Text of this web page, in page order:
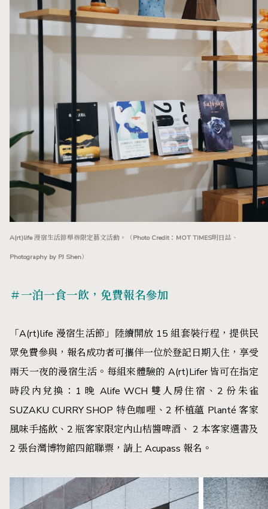
A(rt)life 漫宿生活節舉辦限定藝文活動。（Photo Credit：MOT TIMES明日誌、
Photography by PJ Shen）
＃一泊一食一飲，免費報名參加
「A(rt)life 漫宿生活節」陸續開放 15 組套裝行程，提供民
眾免費參與，報名成功者可攜伴一位於登記日期入住，享受
兩天一夜的漫宿生活。每組來體驗的 A(rt)Lifer 皆可在指定
時段內兌換：1 晚 Alife WCH 雙人房住宿、2 份朱雀
SUZAKU CURRY SHOP 特色咖哩、2 杯植蘊 Planté 客家
風味手搖飲、2 瓶客家限定內山桔醬啤酒、 2 本客家選書及
2 張台灣博物館四館聯票，請上 Acupass 報名。